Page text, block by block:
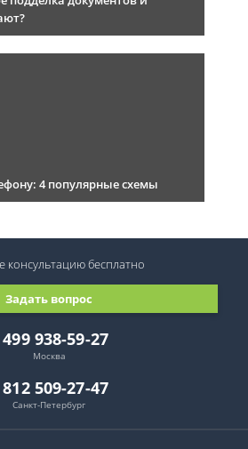
4 популярные схемы
938-59-27
Москва
509-27-47
Санкт-Петербург
Задать вопрос
консультациюбесплатно